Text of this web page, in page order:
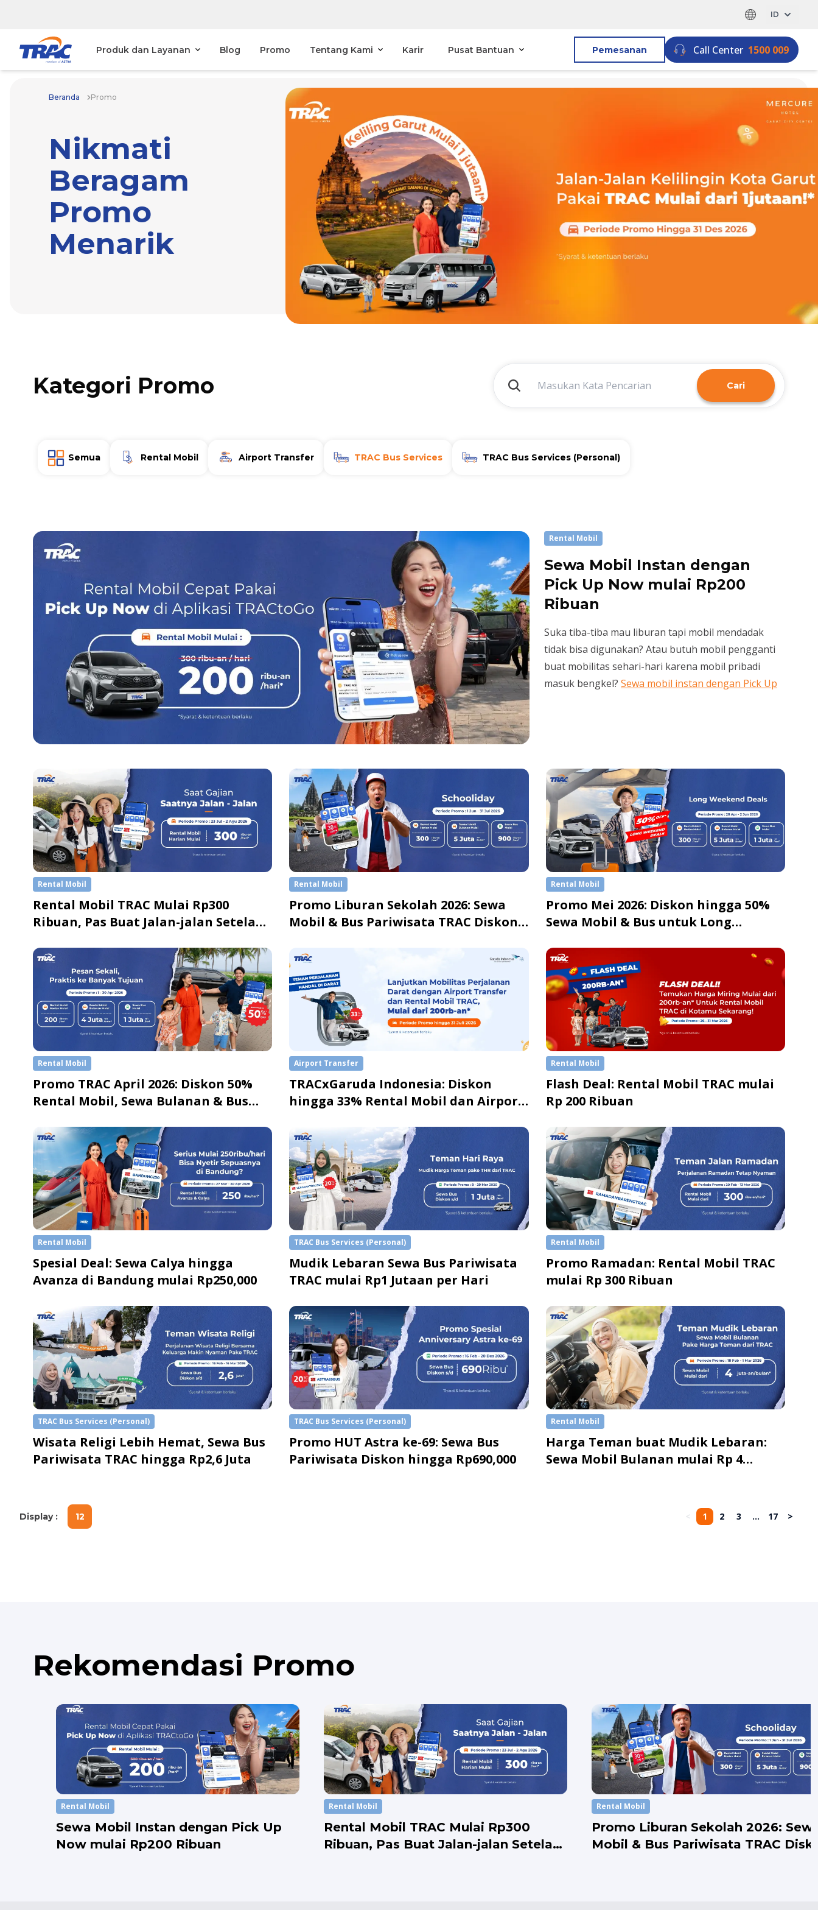
ID
Produk dan Layanan Blog Promo Tentang Kami Karir Pusat Bantuan Pemesanan Call Center 1500 009
Beranda Promo
Nikmati
Beragam
Promo
Menarik
Kategori Promo Cari
Semua Rental Mobil Airport Transfer TRAC Bus Services TRAC Bus Services (Personal)
Rental Mobil
Sewa Mobil Instan dengan
Pick Up Now mulai Rp200
Ribuan
Suka tiba-tiba mau liburan tapi mobil mendadak
tidak bisa digunakan? Atau butuh mobil pengganti
buat mobilitas sehari-hari karena mobil pribadi
masuk bengkel? Sewa mobil instan dengan Pick Up
Cek langsung stoknya dan pilih mobil sesuai
kebutuhan perjalananmu. Download aplikasi
TRACtoGo diPlaystoredanAppstore.
TRAC Rental, Teman di Setiap Kilometer
Rental Mobil
Rental Mobil TRAC Mulai Rp300
Ribuan, Pas Buat Jalan-jalan Setelah
Rental Mobil
Promo Liburan Sekolah 2026: Sewa
Mobil & Bus Pariwisata TRAC Diskon
Rental Mobil
Promo Mei 2026: Diskon hingga 50%
Sewa Mobil & Bus untuk Long
Rental Mobil
Promo TRAC April 2026: Diskon 50%
Rental Mobil, Sewa Bulanan & Bus
Airport Transfer
TRACxGaruda Indonesia: Diskon
hingga 33% Rental Mobil dan Airport
Rental Mobil
Flash Deal: Rental Mobil TRAC mulai
Rp 200 Ribuan
Rental Mobil
Spesial Deal: Sewa Calya hingga
Avanza di Bandung mulai Rp250,000
TRAC Bus Services (Personal)
Mudik Lebaran Sewa Bus Pariwisata
TRAC mulai Rp1 Jutaan per Hari
Rental Mobil
Promo Ramadan: Rental Mobil TRAC
mulai Rp 300 Ribuan
TRAC Bus Services (Personal)
Wisata Religi Lebih Hemat, Sewa Bus
Pariwisata TRAC hingga Rp2,6 Juta
TRAC Bus Services (Personal)
Promo HUT Astra ke-69: Sewa Bus
Pariwisata Diskon hingga Rp690,000
Rental Mobil
Harga Teman buat Mudik Lebaran:
Sewa Mobil Bulanan mulai Rp 4
Display : 12 1 2 3 ... 17 >
Rekomendasi Promo
Rental Mobil
Sewa Mobil Instan dengan Pick Up
Now mulai Rp200 Ribuan
Rental Mobil
Rental Mobil TRAC Mulai Rp300
Ribuan, Pas Buat Jalan-jalan Setelah
Rental Mobil
Promo Liburan Sekolah 2026:
Mobil & Bus Pariwisata TRAC